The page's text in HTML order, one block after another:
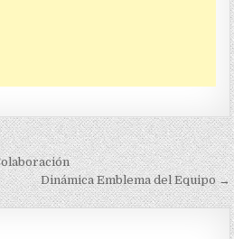
Dinámica Emblema del Equipo →